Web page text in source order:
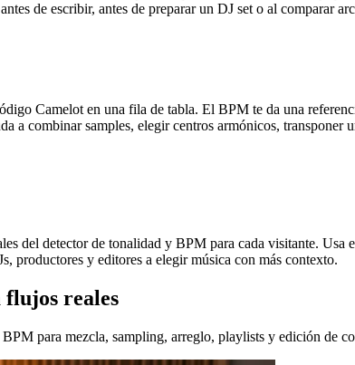
de escribir, antes de preparar un DJ set o al comparar
Camelot en una fila de tabla. El BPM te da una
combinar samples, elegir centros armónicos, transponer
del detector de tonalidad y BPM para cada visitante.
productores y editores a elegir música con más contexto.
flujos reales
para mezcla, sampling, arreglo, playlists y edición de